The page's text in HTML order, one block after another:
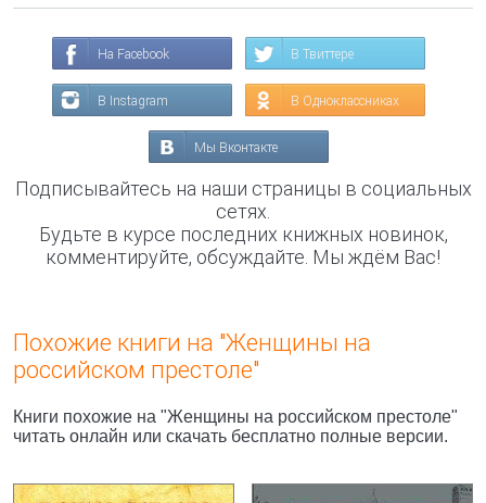
На Facebook В Твиттере
В Instagram В Одноклассниках
Мы Вконтакте
Подписывайтесь на наши страницы в социальных
сетях.
Будьте в курсе последних книжных новинок,
комментируйте, обсуждайте. Мы ждём Вас!
Похожие книги на "Женщины на
российском престоле"
Книги похожие на "Женщины на российском престоле"
читать онлайн или скачать бесплатно полные версии.